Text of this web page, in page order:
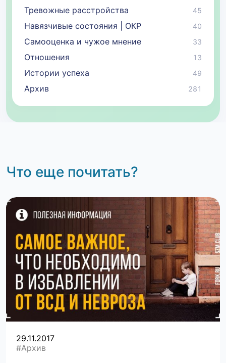
Тревожные расстройства 45
Навязчивые состояния | ОКР 40
Самооценка и чужое мнение 33
Отношения 13
Истории успеха 49
Архив 281
Что еще почитать?
29.11.2017
#Архив